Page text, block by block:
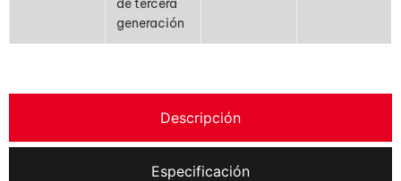
de tercera
generación
Descripción
Especificación